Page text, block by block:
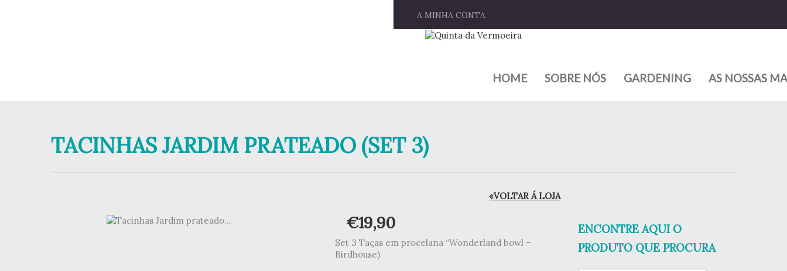
A MINHA CONTA
HOME SOBRE NÓS GARDENING AS NOSSAS
TACINHAS JARDIM PRATEADO (SET 3)
«VOLTAR Á LOJA
€19,90
Set 3 Taças em procelana “Wonderland bowl –
Birdhouse)
ENCONTRE AQUI O
PRODUTO QUE PROCURA